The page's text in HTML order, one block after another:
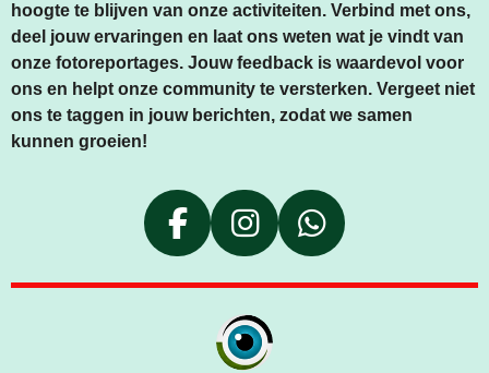
hoogte te blijven van onze activiteiten. Verbind met ons,
deel jouw ervaringen en laat ons weten wat je vindt van
onze fotoreportages. Jouw feedback is waardevol voor
ons en helpt onze community te versterken. Vergeet niet
ons te taggen in jouw berichten, zodat we samen
kunnen groeien!
F
I
T
A
W